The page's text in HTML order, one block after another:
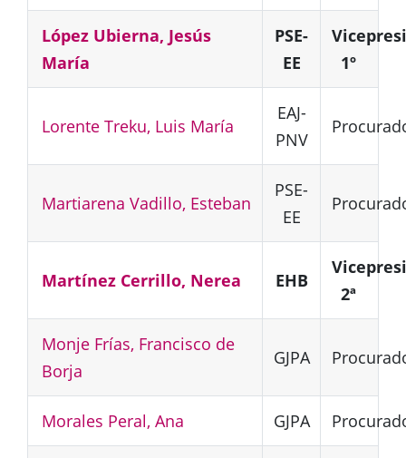
López Ubierna, Jesús
María
PSE-
EE
1º
Lorente Treku, Luis María
EAJ-
PNV
Martiarena Vadillo, Esteban
PSE-
EE
Martínez Cerrillo, Nerea EHB
2ª
Monje Frías, Francisco de
Borja
GJPA
Morales Peral, Ana GJPA